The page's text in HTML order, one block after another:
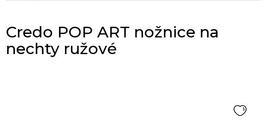
Credo POP ART nožnice na
nechty ružové